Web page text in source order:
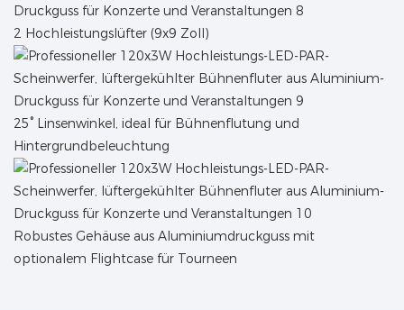
2 Hochleistungslüfter (9x9 Zoll)
25° Linsenwinkel, ideal für Bühnenflutung und
Hintergrundbeleuchtung
Robustes Gehäuse aus Aluminiumdruckguss mit
optionalem Flightcase für Tourneen